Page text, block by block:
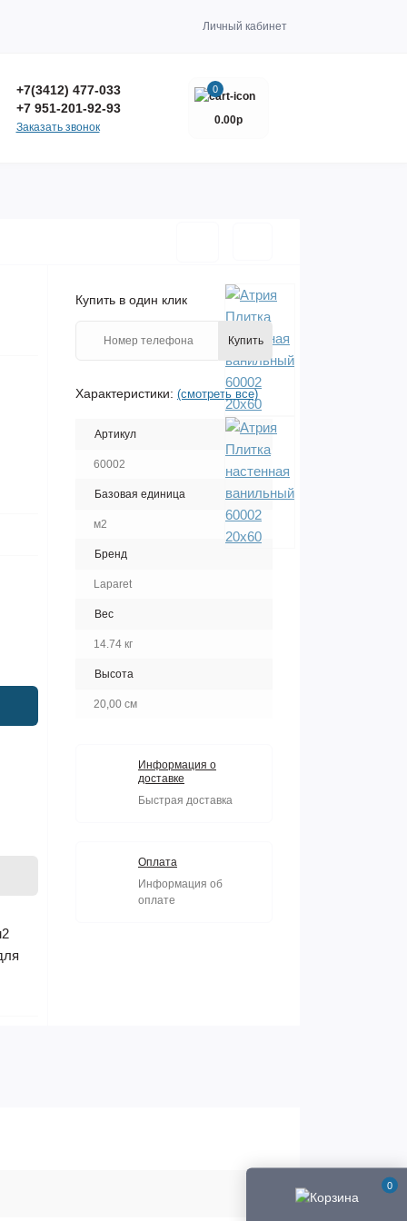
0
Личный кабинет
+7(3412) 477-033
+7 951-201-92-93
Заказать звонок
0
0.00р
Купить в один клик
Купить
Характеристики: (смотреть все)
Артикул
60002
Базовая единица
м2
Бренд
Laparet
Вес
14.74 кг
Высота
20,00 см
Информация о
доставке
Быстрая доставка
Оплата
Информация об
оплате